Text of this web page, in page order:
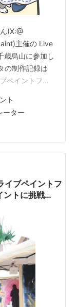
(X:@
主催の Live
歳烏山に参加し
の制作記録は
ペイントフェ
とコ
さんの
ト
ーター
ブペイントフ
トに挑戦し